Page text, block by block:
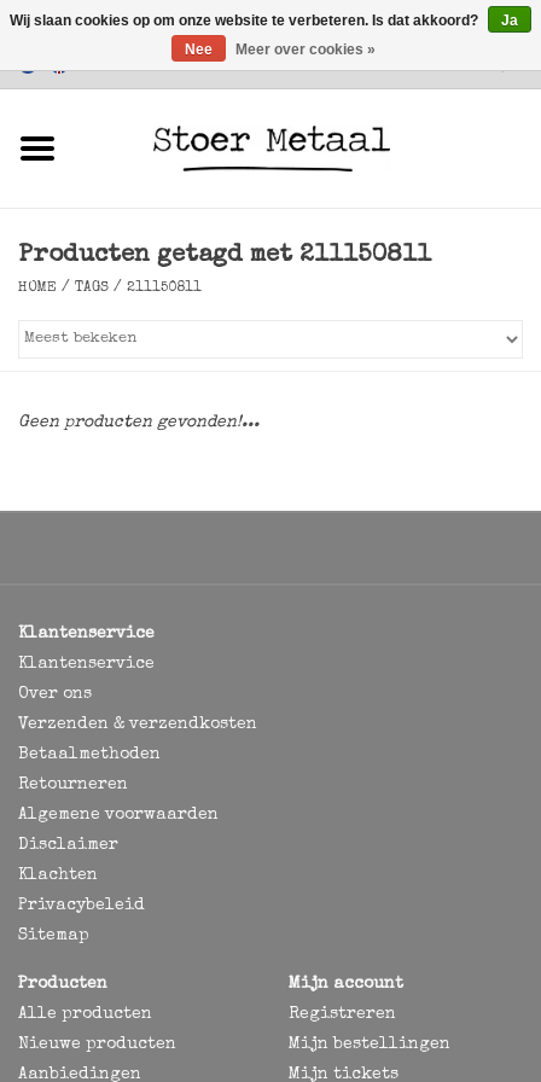
Klantenservice
Verlichting
Producten getagd met 211150811
HOME / TAGS / 211150811
Geen producten gevonden!...
Klantenservice
Klantenservice
Over ons
Verzenden & verzendkosten
Betaalmethoden
Retourneren
Algemene voorwaarden
Disclaimer
Klachten
Privacybeleid
Sitemap
Producten
Alle producten
Nieuwe producten
Aanbiedingen
Mijn account
Registreren
Mijn bestellingen
Mijn tickets
Wij slaan cookies op om onze website te verbeteren. Is dat akkoord?
Ja
Nee
Meer over cookies »